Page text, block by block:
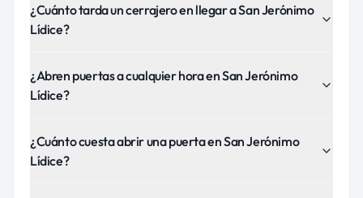
¿Cuánto tarda un cerrajero en llegar a San Jerónimo
Lídice?
¿Abren puertas a cualquier hora en San Jerónimo
Lídice?
¿Cuánto cuesta abrir una puerta en San Jerónimo
Lídice?